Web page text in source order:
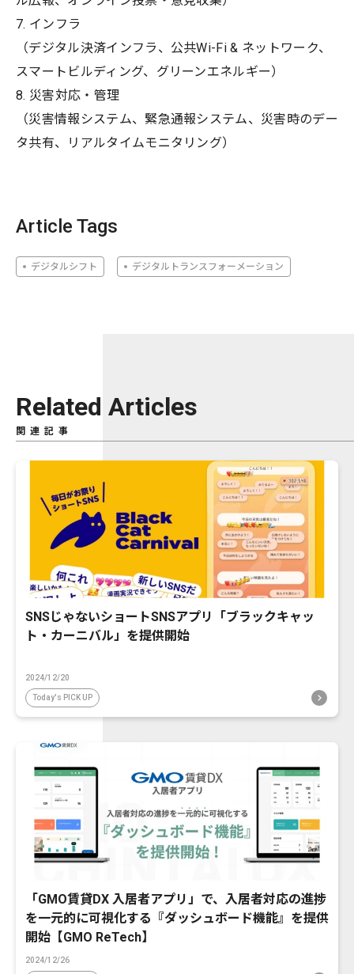
7. インフラ
（デジタル決済インフラ、公共Wi-Fi & ネットワーク、
スマートビルディング、グリーンエネルギー）
8. 災害対応・管理
（災害情報システム、緊急通報システム、災害時のデー
タ共有、リアルタイムモニタリング）
Article Tags
デジタルシフト デジタルトランスフォーメーション
Related Articles
関連記事
SNSじゃないショートSNSアプリ「ブラックキャッ
ト・カーニバル」を提供開始
2024/12/20
Today's PICK UP
「GMO賃貸DX 入居者アプリ」で、入居者対応の進捗
を一元的に可視化する『ダッシュボード機能』を提供
開始【GMO ReTech】
2024/12/26